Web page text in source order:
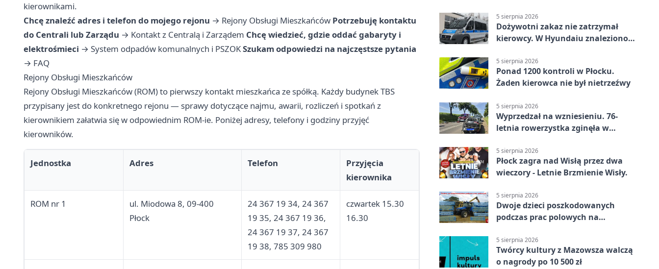
kierownikami.
Chcę znaleźć adres i telefon do mojego rejonu → Rejony Obsługi Mieszkańców Potrzebuję kontaktu
do Centrali lub Zarządu → Kontakt z Centralą i Zarządem Chcę wiedzieć, gdzie oddać gabaryty i
elektrośmieci → System odpadów komunalnych i PSZOKSzukam odpowiedzi na najczęstsze pytania
→ FAQ
Rejony Obsługi Mieszkańców
Rejony Obsługi Mieszkańców (ROM) to pierwszy kontakt mieszkańca ze spółką. Każdy budynek TBS
przypisany jest do konkretnego rejonu — sprawy dotyczące najmu, awarii, rozliczeń i spotkań z
kierownikiem załatwia się w odpowiednim ROM-ie. Poniżej adresy, telefony i godziny przyjęć
kierowników.
Jednostka Adres Telefon
Przyjęcia
kierownika
ROM nr 1
ul. Miodowa 8, 09-400
Płock
24 367 19 34, 24 367
19 35, 24 367 19 36,
24 367 19 37, 24 367
19 38, 785 309 980
czwartek 15.30
16.30
5 sierpnia 2026
Dożywotni zakaz nie zatrzymał
kierowcy. W Hyundaiu znaleziono
5 sierpnia 2026
Ponad 1200 kontroli w Płocku.
Żaden kierowca nie był nietrzeźwy
5 sierpnia 2026
Wyprzedzał na wzniesieniu. 76-
letnia rowerzystka zginęła w
5 sierpnia 2026
Płock zagra nad Wisłą przez dwa
wieczory - Letnie Brzmienie Wisły.
5 sierpnia 2026
Dwoje dzieci poszkodowanych
podczas prac polowych na
5 sierpnia 2026
Twórcy kultury z Mazowsza walczą
o nagrody po 10 500 zł